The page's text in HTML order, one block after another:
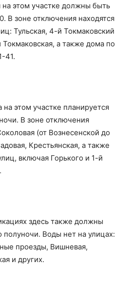
этом участке должны быть
В зоне отключения находятся
Тульская, 4-й Токмаковский
Токмаковская, а также дома по
41.
этом участке планируется
В зоне отключения
(от Вознесенской до
Крестьянская, а также
включая Горького и 1-й
здесь также должны
Воды нет на улицах:
проезды, Вишневая,
и других.